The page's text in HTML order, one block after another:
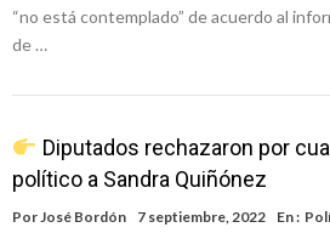
“no está contemplado” de acuerdo al
de …
Diputados rechazaron por
político a Sandra Quiñónez
PorJosé Bordón 7 septiembre, 2022 En :